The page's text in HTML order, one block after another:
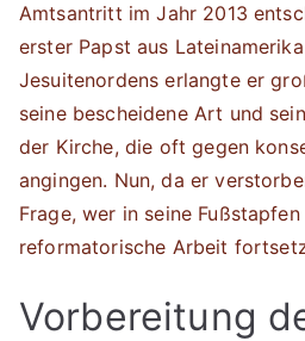
Amtsantritt im Jahr 2013
erster Papst aus
Jesuitenordens erlangte er
seine bescheidene Art und
der Kirche, die oft gegen
angingen. Nun, da er
Frage, wer in seine
reformatorische Arbeit
Vorbereitung